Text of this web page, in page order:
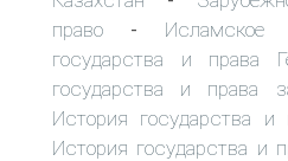
право - Исламское
государства и права
государства и права
История государства и
История государства и